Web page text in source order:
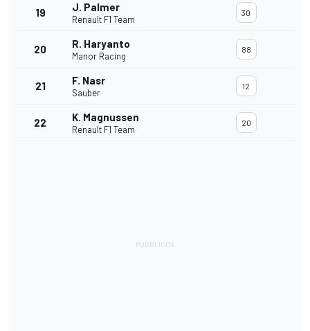
19 J. Palmer
Renault F1 Team
30
20 R. Haryanto
Manor Racing
88
21 F. Nasr
Sauber
12
22 K. Magnussen
Renault F1 Team
20